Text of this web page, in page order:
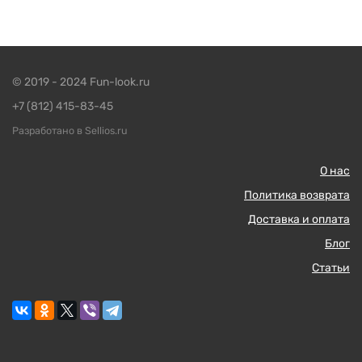
© 2019 - 2024 Fun-look.ru
+7 (812) 415-83-45
Разработано в Sellios.ru
О нас
Политика возврата
Доставка и оплата
Блог
Статьи